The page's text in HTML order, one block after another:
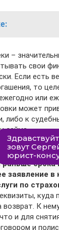
–
свои
Если есть
то
или
может
либо к
займа.
срока
заявление в
по
куда
возврат. К
и для
и